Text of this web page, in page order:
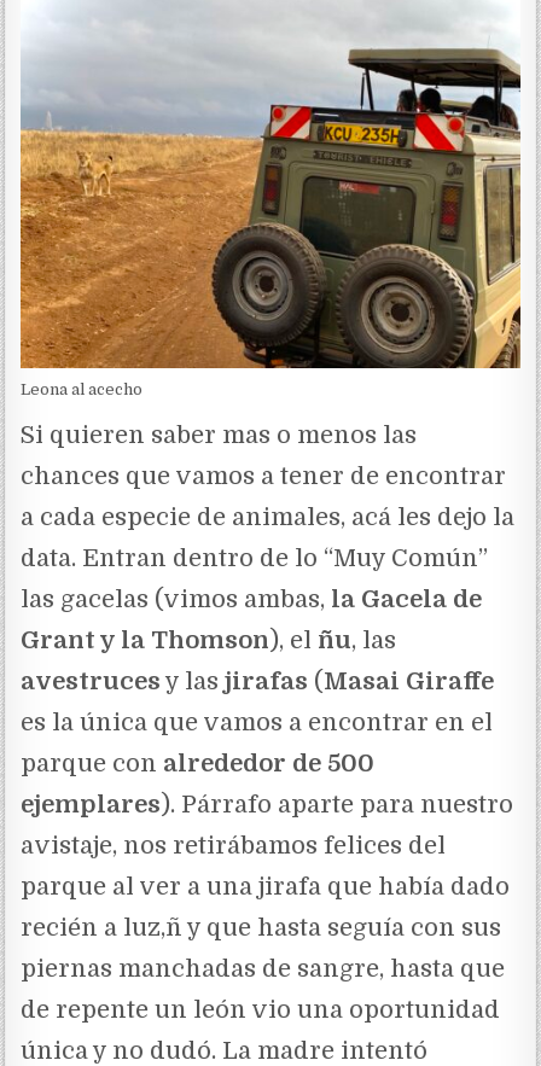
Leona al acecho
Si quieren saber mas o menos las
chances que vamos a tener de encontrar
a cada especie de animales, acá les dejo la
data. Entran dentro de lo “Muy Común”
las gacelas (vimos ambas, la Gacela de
Grant y la Thomson), el ñu, las
avestruces y lasjirafas (Masai Giraffe
es la única que vamos a encontrar en el
parque con alrededor de 500
ejemplares). Párrafo aparte para nuestro
avistaje, nos retirábamos felices del
parque al ver a una jirafa que había dado
recién a luz,ñ y que hasta seguía con sus
piernas manchadas de sangre, hasta que
de repente un león vio una oportunidad
única y no dudó. La madre intentó